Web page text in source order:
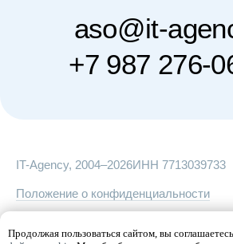
Продолжая пользоваться сайтом, вы соглашаетесь